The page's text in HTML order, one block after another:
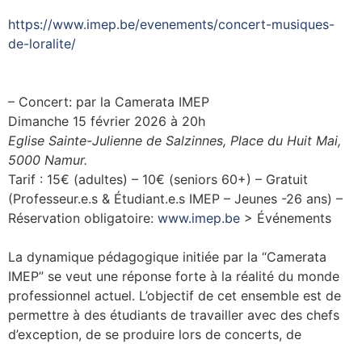
https://www.imep.be/evenements/concert-musiques-
de-loralite/
– Concert: par la Camerata IMEP
Dimanche 15 février 2026 à 20h
Eglise Sainte-Julienne de Salzinnes, Place du Huit Mai,
5000 Namur.
Tarif : 15€ (adultes) – 10€ (seniors 60+) – Gratuit
(Professeur.e.s & Étudiant.e.s IMEP – Jeunes -26 ans) –
Réservation obligatoire: www.imep.be > Événements
La dynamique pédagogique initiée par la “Camerata
IMEP” se veut une réponse forte à la réalité du monde
professionnel actuel. L’objectif de cet ensemble est de
permettre à des étudiants de travailler avec des chefs
d’exception, de se produire lors de concerts, de